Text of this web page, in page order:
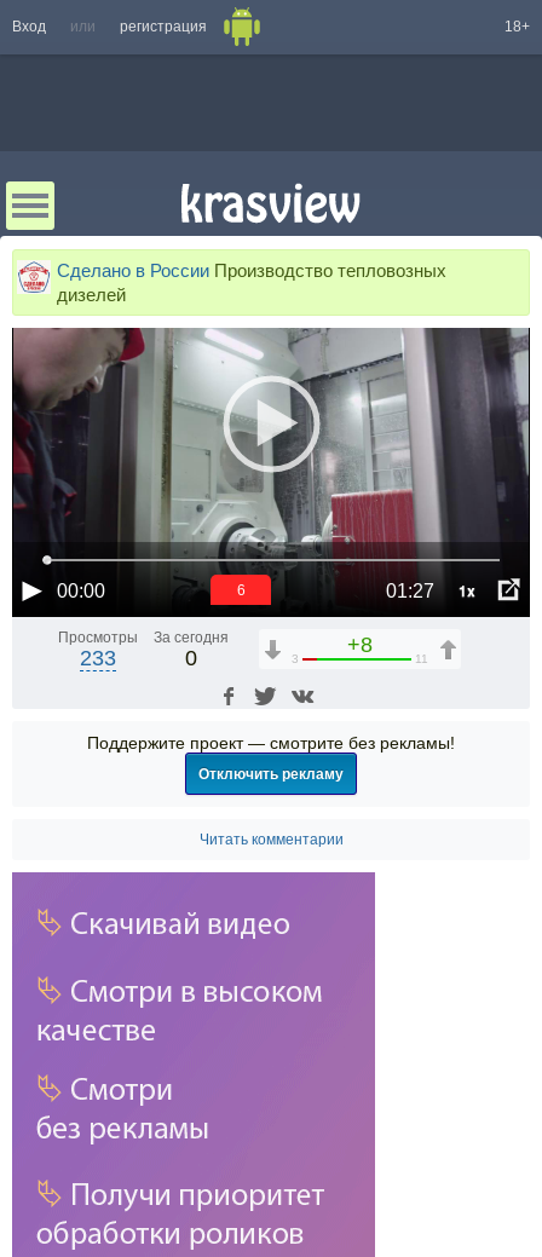
Вход или регистрация 18+
Сделано в России Производство тепловозных
дизелей
00:00 01:27 1x
6
Просмотры
233
За сегодня
0
+8
3 11
Поддержите проект — смотрите без рекламы!
Отключить рекламу
Читать комментарии